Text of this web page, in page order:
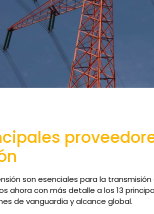
son esenciales para la
ahora con más detalle a los 13
de vanguardia y alcance global.